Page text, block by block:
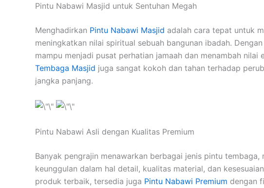
Pintu Nabawi Masjid untuk Sentuhan Megah
Menghadirkan Pintu Nabawi Masjid adalah cara tepat untuk
meningkatkan nilai spiritual sebuah bangunan ibadah.
mampu menjadi pusat perhatian jamaah dan menambah nilai
Tembaga Masjid juga sangat kokoh dan tahan terhadap
jangka panjang.
Pintu Nabawi Asli dengan Kualitas Premium
Banyak pengrajin menawarkan berbagai jenis pintu tembaga,
keunggulan dalam hal detail, kualitas material, dan
produk terbaik, tersedia juga Pintu Nabawi Premium dengan